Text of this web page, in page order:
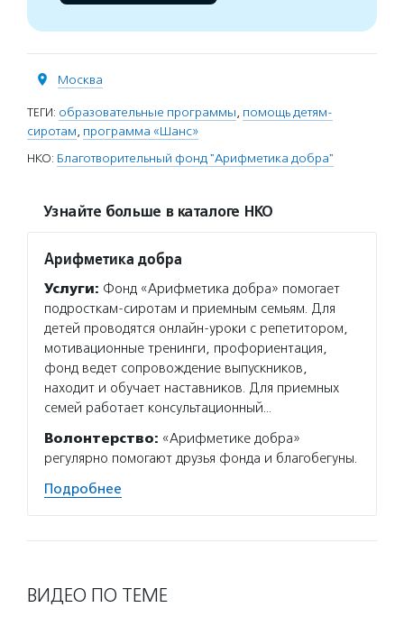
Москва
ТЕГИ: образовательные программы, помощь детям-
сиротам, программа «Шанс»
НКО: Благотворительный фонд "Арифметика добра"
Узнайте больше в каталоге НКО
Арифметика добра
Услуги: Фонд «Арифметика добра» помогает
подросткам-сиротам и приемным семьям. Для
детей проводятся онлайн-уроки с репетитором,
мотивационные тренинги, профориентация,
фонд ведет сопровождение выпускников,
находит и обучает наставников. Для приемных
семей работает консультационный…
Волонтерство: «Арифметике добра»
регулярно помогают друзья фонда и благобегуны.
Подробнее
ВИДЕО ПО ТЕМЕ